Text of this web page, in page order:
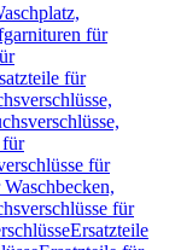
für
für
für
für
für
Ersatzteile